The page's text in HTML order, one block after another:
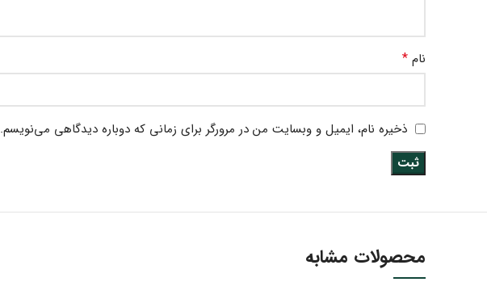
نام *
ذخیره نام، ایمیل و وبسایت من در مرورگر برای زمانی که دوباره دیدگاهی می‌نویسم.
محصولات مشابه